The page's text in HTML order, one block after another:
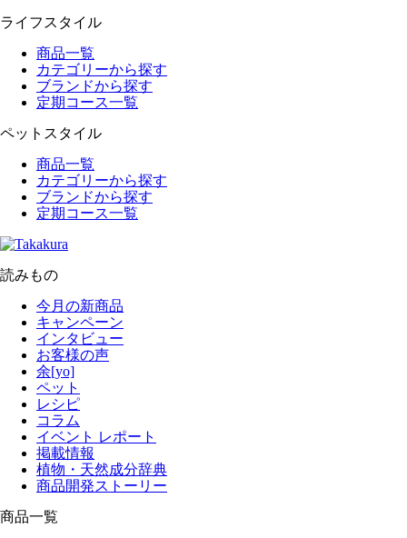
ライフスタイル
商品一覧
カテゴリーから探す
ブランドから探す
定期コース一覧
ペットスタイル
商品一覧
カテゴリーから探す
ブランドから探す
定期コース一覧
読みもの
今月の新商品
キャンペーン
インタビュー
お客様の声
余[yo]
ペット
レシピ
コラム
イベント レポート
掲載情報
植物・天然成分辞典
商品開発ストーリー
商品一覧